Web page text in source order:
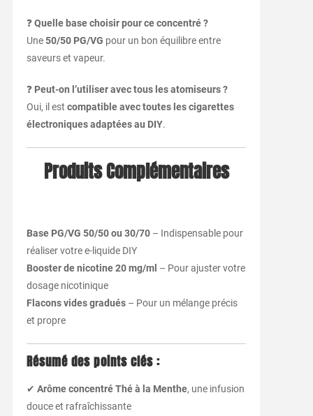
❓Quelle base choisir pour ce concentré ?
Une50/50 PG/VG pour un bon équilibre entre
saveurs et vapeur.
❓ Peut-on l’utiliser avec tous les atomiseurs ?
Oui, il est compatible avec toutes les cigarettes
électroniques adaptées au DIY.
Produits Complémentaires
Base PG/VG 50/50 ou 30/70– Indispensable pour
réaliser votre e-liquide DIY
Booster de nicotine 20 mg/ml – Pour ajuster votre
dosage nicotinique
Flacons vides gradués– Pour un mélange précis
et propre
Résumé des points clés :
✔ Arôme concentré Thé à la Menthe, une infusion
douce et rafraîchissante